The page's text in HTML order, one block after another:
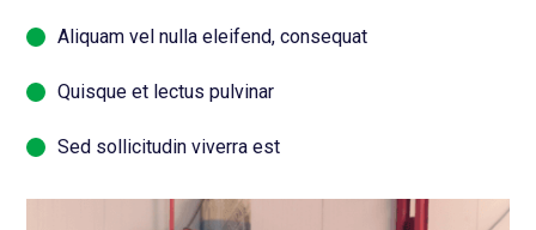
Aliquam vel nulla eleifend, consequat
Quisque et lectus pulvinar
Sed sollicitudin viverra est